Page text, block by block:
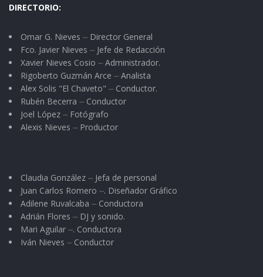
DIRECTORIO:
Omar G. Nieves ⏤ Director General
Fco. Javier Nieves ⏤ Jefe de Redacción
Xavier Nieves Cosio ⏤ Administrador.
Rigoberto Guzmán Arce ⏤ Analista
Alex Solis "El Chaveto" ⏤ Conductor.
Rubén Becerra ⏤ Conductor
Joel López ⏤ Fotógrafo
Alexis Nieves ⏤ Productor
Claudia González ⏤ Jefa de personal
Juan Carlos Romero ⏤. Diseñador Gráfico
Adilene Ruvalcaba ⏤ Conductora
Adrián Flores ⏤ DJ y sonido.
Mari Aguilar ⏤. Conductora
Iván Nieves ⏤ Conductor